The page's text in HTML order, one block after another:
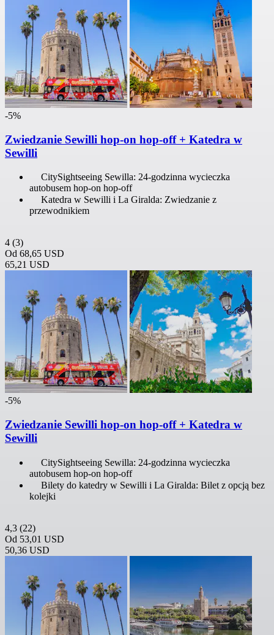
-5%
Zwiedzanie Sewilli hop-on hop-off + Katedra w
Sewilli
CitySightseeing Sewilla: 24-godzinna wycieczka
autobusem hop-on hop-off
Katedra w Sewilli i La Giralda: Zwiedzanie z
przewodnikiem
4 (3)
Od 68,65 USD
65,21 USD
-5%
Zwiedzanie Sewilli hop-on hop-off + Katedra w
Sewilli
CitySightseeing Sewilla: 24-godzinna wycieczka
autobusem hop-on hop-off
Bilety do katedry w Sewilli i La Giralda: Bilet z opcją bez
kolejki
4,3 (22)
Od 53,01 USD
50,36 USD